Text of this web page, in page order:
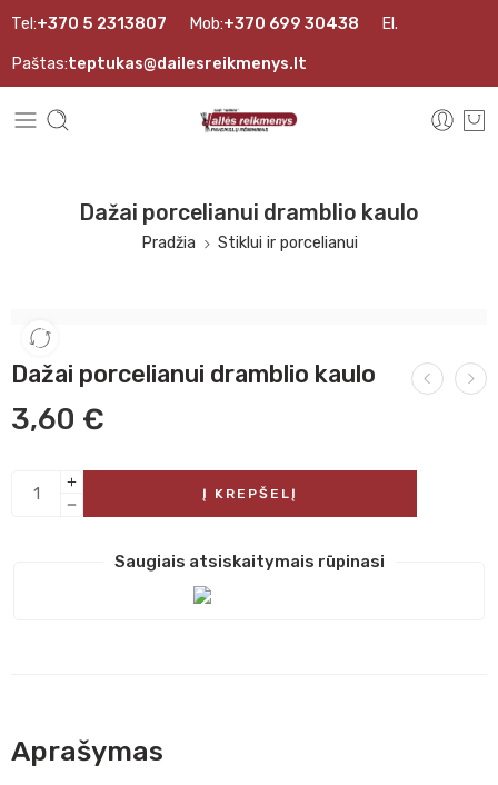
Tel:+370 5 2313807 Mob:+370 699 30438 El.
Paštas:teptukas@dailesreikmenys.lt
Dažai porcelianui dramblio kaulo
Pradžia Stiklui ir porcelianui
Dažai porcelianui dramblio kaulo
3,60 €
Į KREPŠELĮ
Saugiais atsiskaitymais rūpinasi
Aprašymas